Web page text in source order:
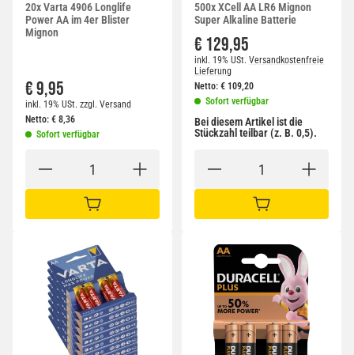
20x Varta 4906 Longlife
Power AA im 4er Blister
Mignon
€ 9,95
inkl. 19% USt. zzgl. Versand
Netto: € 8,36
Sofort verfügbar
IN DEN WARENKORB
500x XCell AA LR6 Mignon
Super Alkaline Batterie
€ 129,95
inkl. 19% USt. Versandkostenfreie
Lieferung
Netto: € 109,20
Sofort verfügbar
Bei diesem Artikel ist die
Stückzahl teilbar (z. B. 0,5).
IN DEN WARENKORB